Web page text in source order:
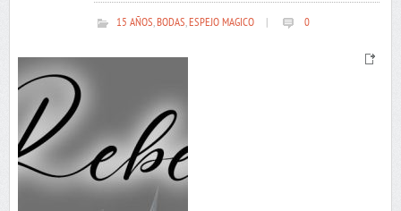
15 AÑOS,BODAS,ESPEJO MAGICO 0